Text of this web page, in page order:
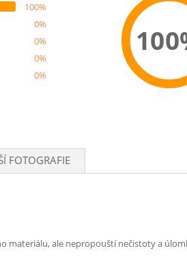
100%
0%
0%
0%
0%
FOTOGRAFIE
materiálu, ale nepropouští nečistoty a